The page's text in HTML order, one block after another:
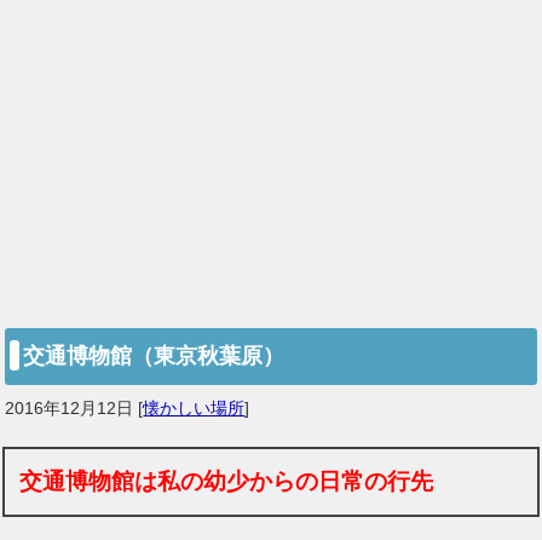
交通博物館（東京秋葉原）
2016年12月12日 [懐かしい場所]
交通博物館は私の幼少からの日常の行先